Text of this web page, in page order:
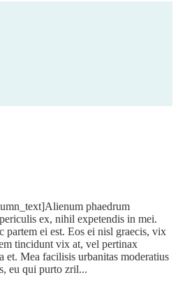
phaedrum
ex, nihil expetendis in mei.
ei est. Eos ei nisl graecis, vix
tincidunt vix at, vel pertinax
et. Mea facilisis urbanitas moderatius
eu qui purto zril...